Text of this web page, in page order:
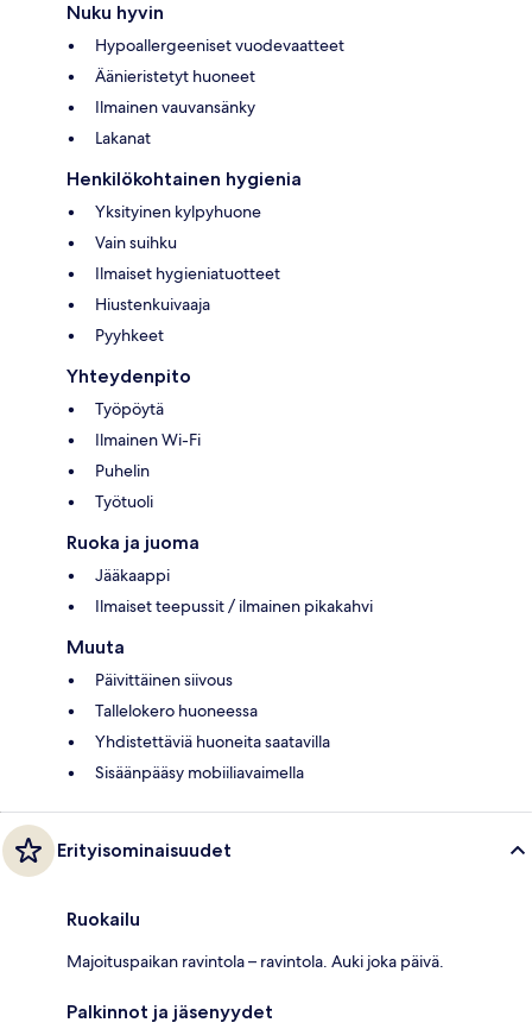
Nuku hyvin
Hypoallergeeniset vuodevaatteet
Äänieristetyt huoneet
Ilmainen vauvansänky
Lakanat
Henkilökohtainen hygienia
Yksityinen kylpyhuone
Vain suihku
Ilmaiset hygieniatuotteet
Hiustenkuivaaja
Pyyhkeet
Yhteydenpito
Työpöytä
Ilmainen Wi-Fi
Puhelin
Työtuoli
Ruoka ja juoma
Jääkaappi
Ilmaiset teepussit / ilmainen pikakahvi
Muuta
Päivittäinen siivous
Tallelokero huoneessa
Yhdistettäviä huoneita saatavilla
Sisäänpääsy mobiiliavaimella
Erityisominaisuudet
Ruokailu
Majoituspaikan ravintola – ravintola. Auki joka päivä.
Palkinnot ja jäsenyydet